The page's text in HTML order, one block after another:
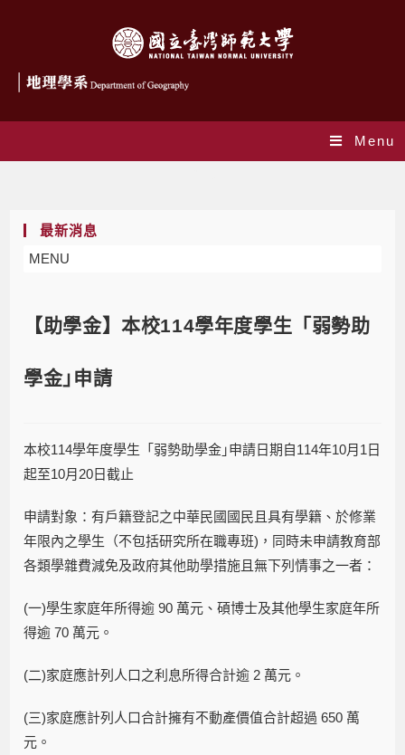
Menu
最新消息
MENU
【助學金】本校114學年度學生「弱勢助
學金｣申請
本校114學年度學生「弱勢助學金｣申請日期自114年10月1日
起至10月20日截止
申請對象：有戶籍登記之中華民國國民且具有學籍、於修業
年限內之學生（不包括研究所在職專班)，同時未申請教育部
各類學雜費減免及政府其他助學措施且無下列情事之一者：
(一)學生家庭年所得逾 90 萬元、碩博士及其他學生家庭年所
得逾 70 萬元。
(二)家庭應計列人口之利息所得合計逾 2 萬元。
(三)家庭應計列人口合計擁有不動產價值合計超過 650 萬
元。